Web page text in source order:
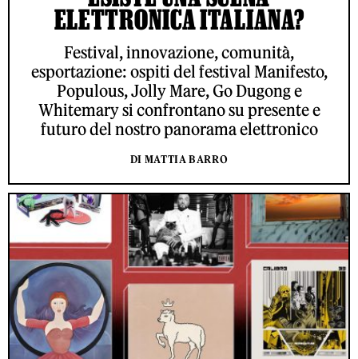
ELETTRONICA ITALIANA?
Festival, innovazione, comunità,
esportazione: ospiti del festival Manifesto,
Populous, Jolly Mare, Go Dugong e
Whitemary si confrontano su presente e
futuro del nostro panorama elettronico
DI MATTIA BARRO